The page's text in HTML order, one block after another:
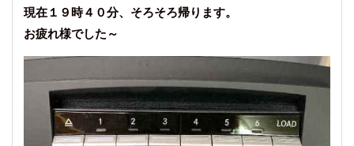
現在１９時４０分、そろそろ帰ります。
お疲れ様でした～